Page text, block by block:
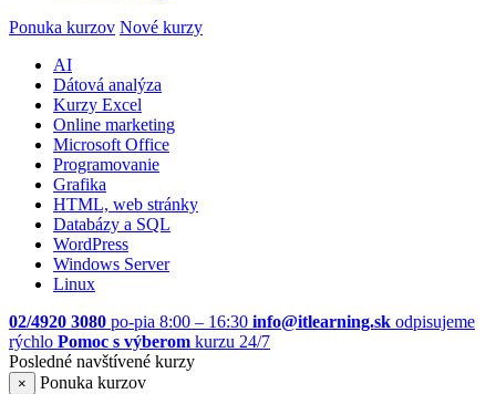
Ponuka kurzov Nové kurzy
AI
Dátová analýza
Kurzy Excel
Online marketing
Microsoft Office
Programovanie
Grafika
HTML, web stránky
Databázy a SQL
WordPress
Windows Server
Linux
02/4920 3080 po-pia 8:00 – 16:30 info@itlearning.sk odpisujeme
rýchlo Pomoc s výberom kurzu 24/7
Posledné navštívené kurzy
×
Ponuka kurzov